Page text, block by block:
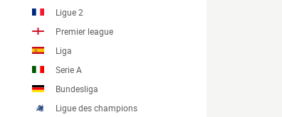
Ligue 2
Premier league
Liga
Serie A
Bundesliga
Ligue des champions